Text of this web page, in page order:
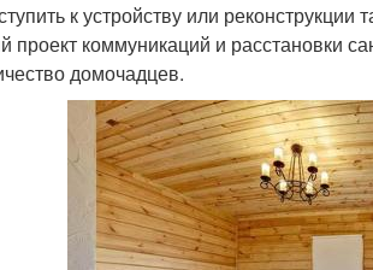
к устройству или реконструкции
проект коммуникаций и расстановки
домочадцев.